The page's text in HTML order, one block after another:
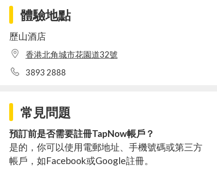
體驗地點
歷山酒店
香港北角城市花園道32號
3893 2888
常見問題
預訂前是否需要註冊TapNow帳戶？
是的，你可以使用電郵地址、手機號碼或第三方
帳戶，如Facebook或Google註冊。